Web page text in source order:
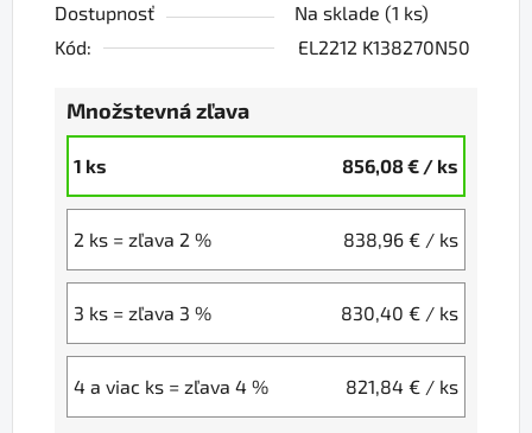
Dostupnosť Na sklade (1 ks)
Kód:
EL2212 K138270N50
Množstevná zľava
1 ks 856,08 € / ks
2 ks = zľava 2 % 838,96 € / ks
3 ks = zľava 3 % 830,40 € / ks
4 a viac ks = zľava 4 % 821,84 € / ks